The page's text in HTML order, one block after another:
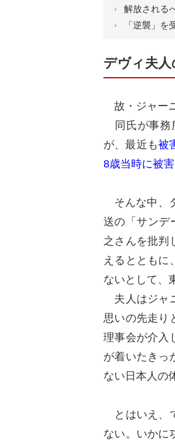
解放される
「逆襲」を
デヴィ夫
故・ジャー
同氏が事務
が、最近も被
8歳当時に被
そんな中、
送の「サンデ
之さんを批判
えるとともに
ないとして、
夫人はジャ
思いの先走り
理事会が介入
が着いたきっ
ない日本人の
とはいえ、
ない。いかに